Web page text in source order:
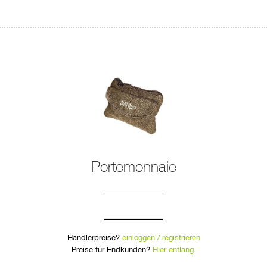
Portemonnaie
Händlerpreise? einloggen / registrieren
Preise für Endkunden? Hier entlang.